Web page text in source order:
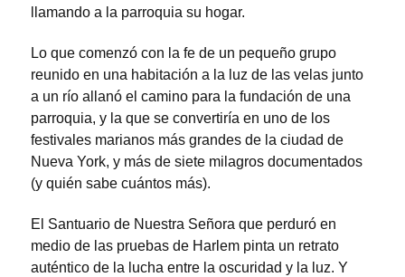
llamando a la parroquia su hogar.
Lo que comenzó con la fe de un pequeño grupo
reunido en una habitación a la luz de las velas junto
a un río allanó el camino para la fundación de una
parroquia, y la que se convertiría en uno de los
festivales marianos más grandes de la ciudad de
Nueva York, y más de siete milagros documentados
(y quién sabe cuántos más).
El Santuario de Nuestra Señora que perduró en
medio de las pruebas de Harlem pinta un retrato
auténtico de la lucha entre la oscuridad y la luz. Y